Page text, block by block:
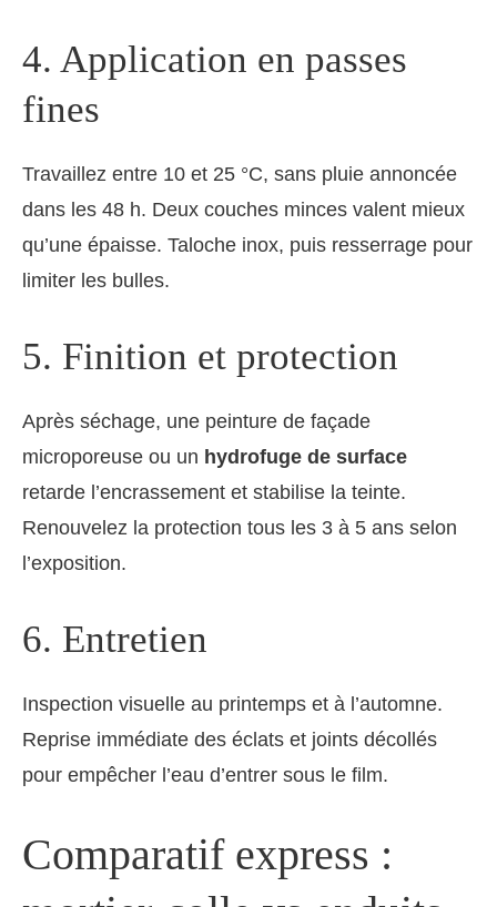
4. Application en passes
fines
Travaillez entre 10 et 25 °C, sans pluie annoncée
dans les 48 h. Deux couches minces valent mieux
qu’une épaisse. Taloche inox, puis resserrage pour
limiter les bulles.
5. Finition et protection
Après séchage, une peinture de façade
microporeuse ou un hydrofuge de surface
retarde l’encrassement et stabilise la teinte.
Renouvelez la protection tous les 3 à 5 ans selon
l’exposition.
6. Entretien
Inspection visuelle au printemps et à l’automne.
Reprise immédiate des éclats et joints décollés
pour empêcher l’eau d’entrer sous le film.
Comparatif express :